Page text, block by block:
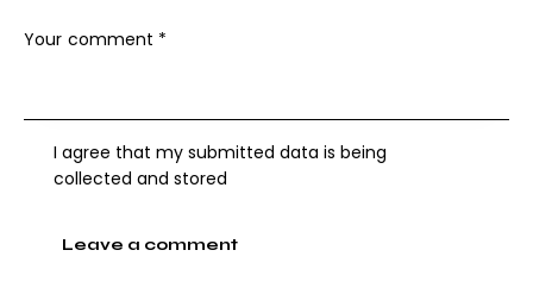
I agree that my submitted data is being
collected and stored